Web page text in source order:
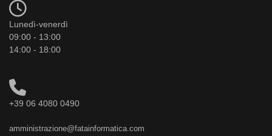
Lunedì-venerdì
09:00 - 13:00
14:00 - 18:00
+39 06 4080 0490
amministrazione@fatainformatica.com